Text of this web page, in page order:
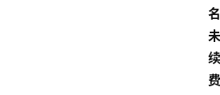
名
未
续
费